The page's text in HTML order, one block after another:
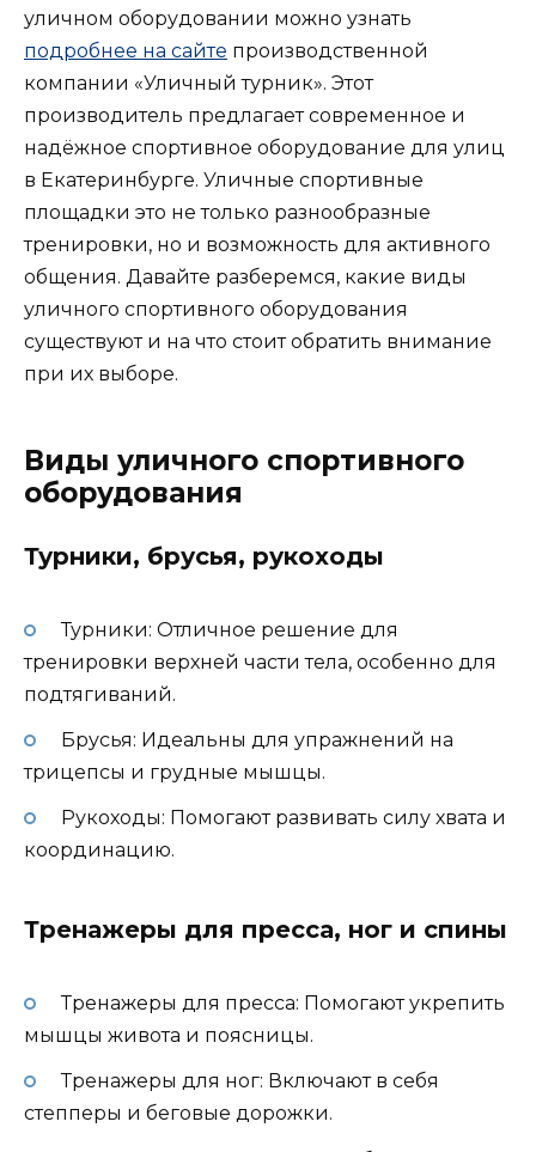
уличном оборудовании можно узнать
подробнее на сайте производственной
компании «Уличный турник». Этот
производитель предлагает современное и
надёжное спортивное оборудование для улиц
в Екатеринбурге. Уличные спортивные
площадки это не только разнообразные
тренировки, но и возможность для активного
общения. Давайте разберемся, какие виды
уличного спортивного оборудования
существуют и на что стоит обратить внимание
при их выборе.
Виды уличного спортивного
оборудования
Турники, брусья, рукоходы
Турники: Отличное решение для
тренировки верхней части тела, особенно для
подтягиваний.
Брусья: Идеальны для упражнений на
трицепсы и грудные мышцы.
Рукоходы: Помогают развивать силу хвата и
координацию.
Тренажеры для пресса, ног и спины
Тренажеры для пресса: Помогают укрепить
мышцы живота и поясницы.
Тренажеры для ног: Включают в себя
степперы и беговые дорожки.